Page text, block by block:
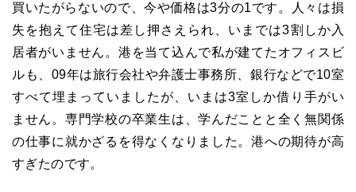
買いたがらないので、今や価格は3分の1です。人々は損
失を抱えて住宅は差し押さえられ、いまでは3割しか入
居者がいません。港を当て込んで私が建てたオフィスビ
ルも、09年は旅行会社や弁護士事務所、銀行などで10室
すべて埋まっていましたが、いまは3室しか借り手がい
ません。専門学校の卒業生は、学んだことと全く無関係
の仕事に就かざるを得なくなりました。港への期待が高
すぎたのです。